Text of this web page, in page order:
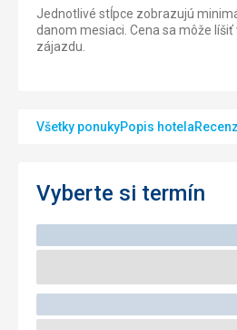
Jednotlivé stĺpce zobrazujú
danom mesiaci. Cena sa môže
zájazdu.
Všetky ponukyPopis hotela
Vyberte si termín